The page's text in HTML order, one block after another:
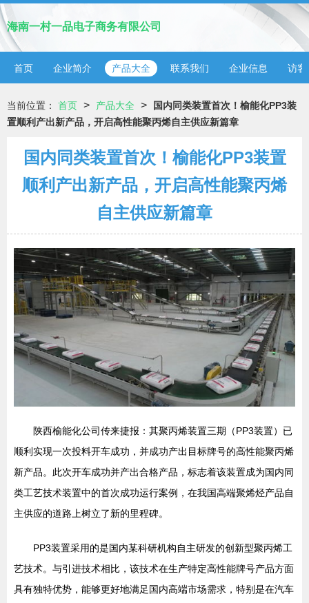
海南一村一品电子商务有限公司
首页 企业简介 产品大全 联系我们 企业信息 访客
当前位置： 首页 > 产品大全 >
国内同类装置首次！榆能化PP3装
置顺利产出新产品，开启高性能聚丙烯自主供应新篇章
国内同类装置首次！榆能化PP3装置
顺利产出新产品，开启高性能聚丙烯
自主供应新篇章
陕西榆能化公司传来捷报：其聚丙烯装置三期（PP3装置）已
顺利实现一次投料开车成功，并成功产出目标牌号的高性能聚丙烯
新产品。此次开车成功并产出合格产品，标志着该装置成为国内同
类工艺技术装置中的首次成功运行案例，在我国高端聚烯烃产品自
主供应的道路上树立了新的里程碑。
PP3装置采用的是国内某科研机构自主研发的创新型聚丙烯工
艺技术。与引进技术相比，该技术在生产特定高性能牌号产品方面
具有独特优势，能够更好地满足国内高端市场需求，特别是在汽车